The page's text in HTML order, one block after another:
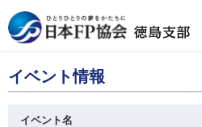
イベント情報
イベント名